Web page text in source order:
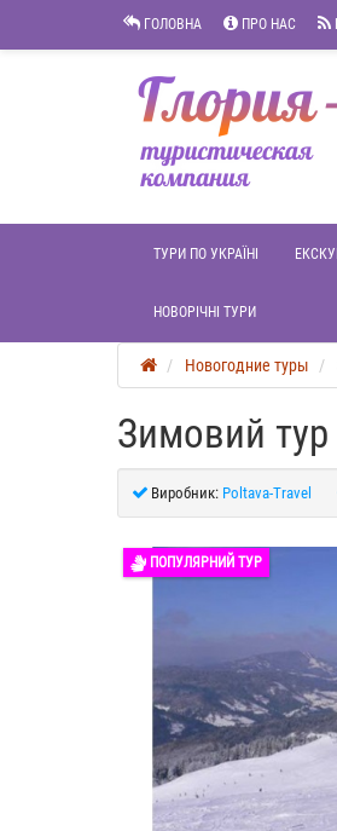
ГОЛОВНА ПРО НАС
ТУРИ ПО УКРАЇНІ
НОВОРІЧНІ ТУРИ
Новогодние туры
Зимовий
Виробник: Poltava-Travel
ПОПУЛЯРНИЙ ТУР